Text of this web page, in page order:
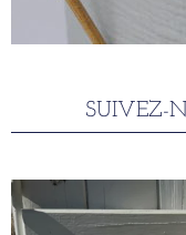
SUIVEZ-